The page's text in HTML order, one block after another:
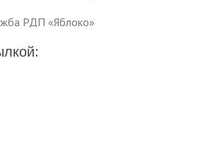
РДП «Яблоко»